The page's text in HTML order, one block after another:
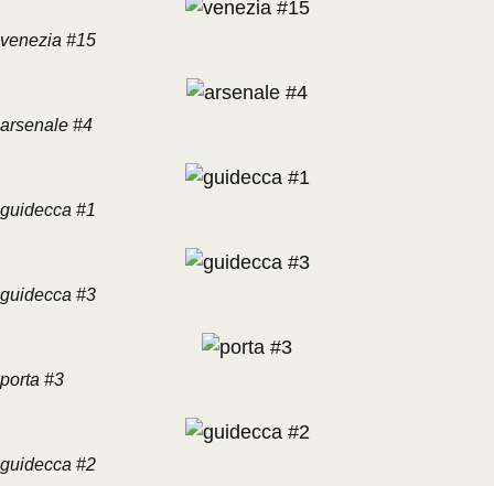
venezia #15
arsenale #4
guidecca #1
guidecca #3
porta #3
guidecca #2